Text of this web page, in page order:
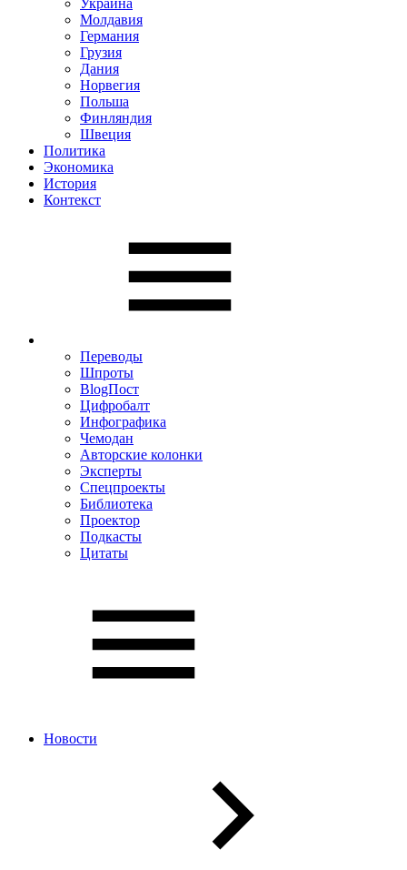
Украина
Молдавия
Германия
Грузия
Дания
Норвегия
Польша
Финляндия
Швеция
Политика
Экономика
История
Контекст
Переводы
Шпроты
BlogПост
Цифробалт
Инфографика
Чемодан
Авторские колонки
Эксперты
Спецпроекты
Библиотека
Проектор
Подкасты
Цитаты
Новости